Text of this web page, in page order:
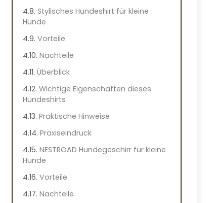
Stylisches Hundeshirt für kleine
Hunde
Vorteile
Nachteile
Überblick
Wichtige Eigenschaften dieses
Hundeshirts
Praktische Hinweise
Praxiseindruck
NESTROAD Hundegeschirr für kleine
Hunde
Vorteile
Nachteile